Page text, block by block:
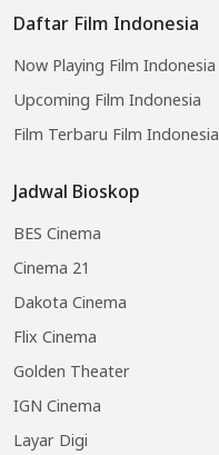
Daftar Film Indonesia
Now Playing Film Indonesia
Upcoming Film Indonesia
Film Terbaru Film Indonesia
Jadwal Bioskop
BES Cinema
Cinema 21
Dakota Cinema
Flix Cinema
Golden Theater
IGN Cinema
Layar Digi